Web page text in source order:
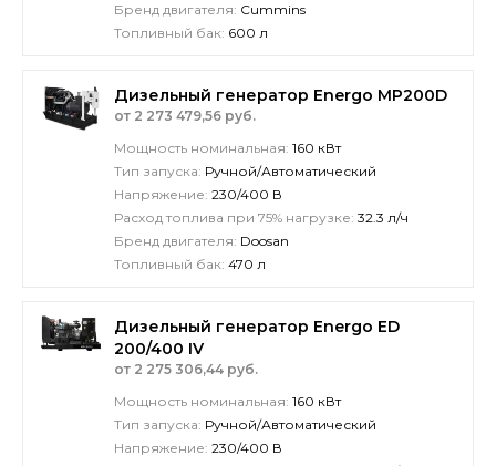
Бренд двигателя: Cummins
Топливный бак: 600 л
Дизельный генератор Energo MP200D
от 2 273 479,56 руб.
Мощность номинальная: 160 кВт
Тип запуска: Ручной/Автоматический
Напряжение: 230/400 В
Расход топлива при 75% нагрузке: 32.3 л/ч
Бренд двигателя: Doosan
Топливный бак: 470 л
Дизельный генератор Energo ED
200/400 IV
от 2 275 306,44 руб.
Мощность номинальная: 160 кВт
Тип запуска: Ручной/Автоматический
Напряжение: 230/400 В